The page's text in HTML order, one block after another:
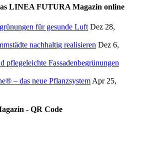
LINEA FUTURA Magazin online
für gesunde Luft Dez 28,
nachhaltig realisieren Dez 6,
pflegeleichte Fassadenbegrünungen
– das neue Pflanzsystem Apr 25,
- QR Code